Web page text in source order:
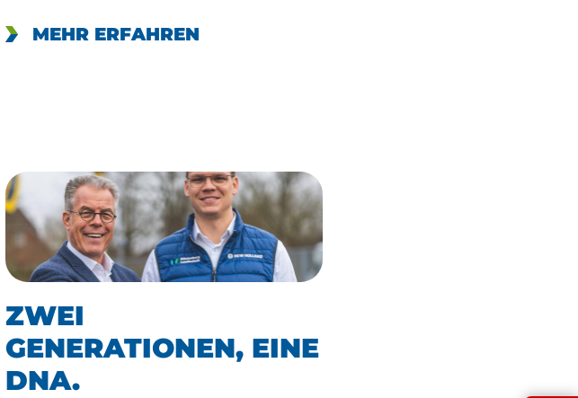
MEHR ERFAHREN
ZWEI
GENERATIONEN, EINE
DNA.